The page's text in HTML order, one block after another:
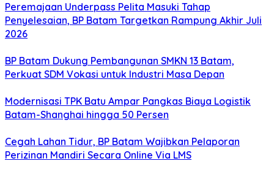
Peremajaan Underpass Pelita Masuki Tahap
Penyelesaian, BP Batam Targetkan Rampung Akhir Juli
2026
BP Batam Dukung Pembangunan SMKN 13 Batam,
Perkuat SDM Vokasi untuk Industri Masa Depan
Modernisasi TPK Batu Ampar Pangkas Biaya Logistik
Batam-Shanghai hingga 50 Persen
Cegah Lahan Tidur, BP Batam Wajibkan Pelaporan
Perizinan Mandiri Secara Online Via LMS